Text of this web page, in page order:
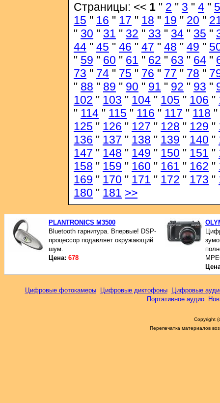
Страницы: << 1 " 2 " 3 " 4 " 5
15 " 16 " 17 " 18 " 19 " 20 "
" 30 " 31 " 32 " 33 " 34 " 35 "
44 " 45 " 46 " 47 " 48 " 49 "
" 59 " 60 " 61 " 62 " 63 " 64 "
73 " 74 " 75 " 76 " 77 " 78 "
" 88 " 89 " 90 " 91 " 92 " 93 "
102 " 103 " 104 " 105 " 106 "
" 114 " 115 " 116 " 117 " 118 "
125 " 126 " 127 " 128 " 129 "
136 " 137 " 138 " 139 " 140 "
147 " 148 " 149 " 150 " 151 "
158 " 159 " 160 " 161 " 162 "
169 " 170 " 171 " 172 " 173 "
180 " 181 >>
PLANTRONICS M3500
Bluetooth гарнитура. Впервые! DSP-
процессор подавляет окружающий
шум.
Цена: 678
Цифровые фотокамеры Цифровые диктофоны
Цифровые
Портативное аудио
Copyright
Перепечатка материалов